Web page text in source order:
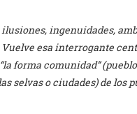
ingenuidades,
esa interrogante
forma comunidad”
selvas o ciudades) de los